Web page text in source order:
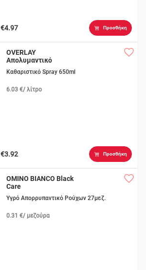
€4.97 Προσθήκη
OVERLAY
Απολυμαντικό
Μπάνιου
Καθαριστικό Spray 650ml
6.03 €/ λίτρο
€3.92 Προσθήκη
OMINO BIANCO Black
Care
Υγρό Απορρυπαντικό Ρούχων 27μεζ.
0.31 €/ μεζούρα